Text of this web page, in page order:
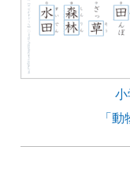
小
「